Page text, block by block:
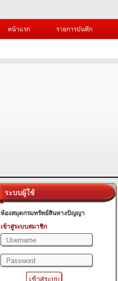
หน้าแรก
รายการบันทึก
ระบบผู้ใช้
ห้องสมุดกรมทรัพย์สินทางปัญญา
เข้าสู่ระบบสมาชิก